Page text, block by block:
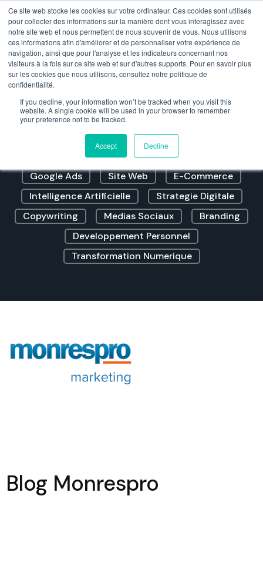
Ce site web stocke les cookies sur votre ordinateur. Ces cookies sont utilisés
pour collecter des informations sur la manière dont vous interagissez avec
notre site web et nous permettent de nous souvenir de vous. Nous utilisons
ces informations afin d'améliorer et de personnaliser votre expérience de
navigation, ainsi que pour l'analyse et les indicateurs concernant nos
visiteurs à la fois sur ce site web et sur d'autres supports. Pour en savoir plus
sur les cookies que nous utilisons, consultez notre politique de
confidentialité.
If you decline, your information won’t be tracked when you visit this
website. A single cookie will be used in your browser to remember
your preference not to be tracked.
Accept Decline
Blog Monrespro
Strategies Marketing
Prospection
Referencement Naturel
Marketing Digital
Google Ads
Site Web
E-Commerce
Intelligence Artificielle
Strategie Digitale
Copywriting
Medias Sociaux
Branding
Developpement Personnel
Transformation Numerique
Blog Monrespro